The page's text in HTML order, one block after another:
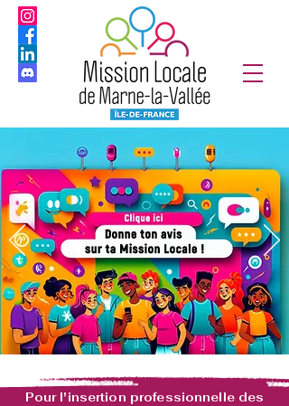
Pour l'insertion professionnelle des